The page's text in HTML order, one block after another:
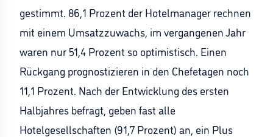
gestimmt. 86,1 Prozent der Hotelmanager rechnen
mit einem Umsatzzuwachs, im vergangenen Jahr
waren nur 51,4 Prozent so optimistisch. Einen
Rückgang prognostizieren in den Chefetagen noch
11,1 Prozent. Nach der Entwicklung des ersten
Halbjahres befragt, geben fast alle
Hotelgesellschaften (91,7 Prozent) an, ein Plus